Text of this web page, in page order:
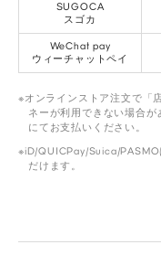
SUGOCA
スゴカ
WeChat pay
ウィーチャットペイ
オンラインストア注文で「
ネーが利用できない場合
にてお支払いください。
iD/QUICPay/Suica/
だけます。